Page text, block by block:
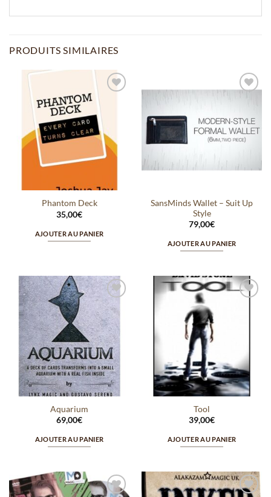
PRODUITS SIMILAIRES
Phantom Deck
35,00€
AJOUTER AU PANIER
Ajouter
wishlist
SansMinds Wallet – Suit Up
Style
79,00€
AJOUTER AU PANIER
Ajouter
à la
wishlist
Aquarium
69,00€
AJOUTER AU PANIER
Tool
39,00€
AJOUTER AU PANIER